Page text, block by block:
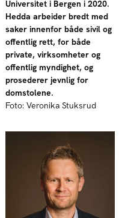
Universitet i Bergen i 2020.
Hedda arbeider bredt med
saker innenfor både sivil og
offentlig rett, for både
private, virksomheter og
offentlig myndighet, og
prosederer jevnlig for
domstolene.
Foto: Veronika Stuksrud